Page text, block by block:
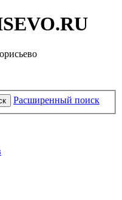
Расширенный поиск